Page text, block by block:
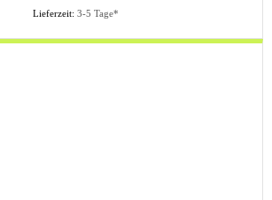
Lieferzeit: 3-5 Tage*